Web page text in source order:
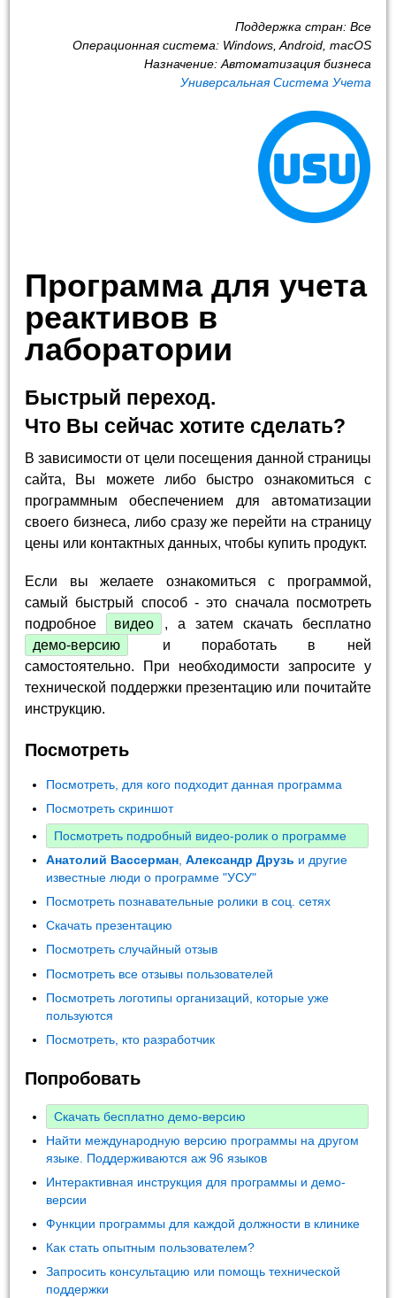
Поддержка стран: Все
Операционная система: Windows, Android, macOS
Назначение: Автоматизация бизнеса
Универсальная Система Учета
Программа для учета
реактивов в
лаборатории
Быстрый переход.
Что Вы сейчас хотите сделать?
В зависимости от цели посещения данной страницы
сайта, Вы можете либо быстро ознакомиться с
программным обеспечением для автоматизации
своего бизнеса, либо сразу же перейти на страницу
цены или контактных данных, чтобы купить продукт.
Если вы желаете ознакомиться с программой,
самый быстрый способ - это сначала посмотреть
подробное
видео
, а затем скачать бесплатно
демо-версию
и поработать в ней
самостоятельно. При необходимости запросите у
технической поддержки презентацию или почитайте
инструкцию.
Посмотреть
Посмотреть, для кого подходит данная программа
Посмотреть скриншот
Посмотреть подробный видео-ролик о программе
Анатолий Вассерман ,Александр Друзь и другие
известные люди о программе "УСУ"
Посмотреть познавательные ролики в соц. сетях
Скачать презентацию
Посмотреть случайный отзыв
Посмотреть все отзывы пользователей
Посмотреть логотипы организаций, которые уже
пользуются
Посмотреть, кто разработчик
Попробовать
Скачать бесплатно демо-версию
Найти международную версию программы на другом
языке. Поддерживаются аж 96 языков
Интерактивная инструкция для программы и демо-
версии
Функции программы для каждой должности в клинике
Как стать опытным пользователем?
Запросить консультацию или помощь технической
поддержки